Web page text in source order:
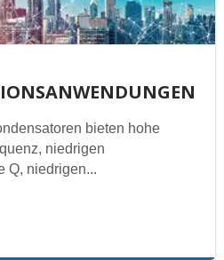
bieten hohe
niedrigen
Q, niedrigen...